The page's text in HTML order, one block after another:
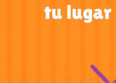
tu lugar